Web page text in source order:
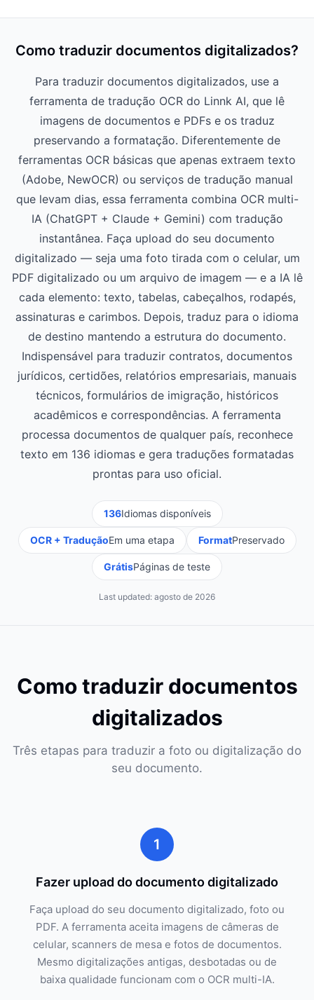
Como traduzir documentos digitalizados?
Para traduzir documentos digitalizados, use a
ferramenta de tradução OCR do Linnk AI, que lê
imagens de documentos e PDFs e os traduz
preservando a formatação. Diferentemente de
ferramentas OCR básicas que apenas extraem texto
(Adobe, NewOCR) ou serviços de tradução manual
que levam dias, essa ferramenta combina OCR multi-
IA (ChatGPT + Claude + Gemini) com tradução
instantânea. Faça upload do seu documento
digitalizado — seja uma foto tirada com o celular, um
PDF digitalizado ou um arquivo de imagem — e a IA lê
cada elemento: texto, tabelas, cabeçalhos, rodapés,
assinaturas e carimbos. Depois, traduz para o idioma
de destino mantendo a estrutura do documento.
Indispensável para traduzir contratos, documentos
jurídicos, certidões, relatórios empresariais, manuais
técnicos, formulários de imigração, históricos
acadêmicos e correspondências. A ferramenta
processa documentos de qualquer país, reconhece
texto em 136 idiomas e gera traduções formatadas
prontas para uso oficial.
136Idiomas disponíveis
OCR + TraduçãoEm uma etapa FormatPreservado
GrátisPáginas de teste
Last updated: agosto de 2026
Como traduzir documentos
digitalizados
Três etapas para traduzir a foto ou digitalização do
seu documento.
1
Fazer upload do documento digitalizado
Faça upload do seu documento digitalizado, foto ou
PDF. A ferramenta aceita imagens de câmeras de
celular, scanners de mesa e fotos de documentos.
Mesmo digitalizações antigas, desbotadas ou de
baixa qualidade funcionam com o OCR multi-IA.